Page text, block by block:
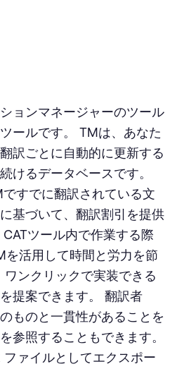
ョンマネージャーのツール
ールです。 TMは、あなた
訳ごとに自動的に更新する
けるデータベースです。
すでに翻訳されている文
基づいて、翻訳割引を提供
ツール内で作業する際
を活用して時間と労力を節
ンクリックで実装できる
提案できます。 翻訳者
ものと一貫性があることを
参照することもできます。
ァイルとしてエクスポー